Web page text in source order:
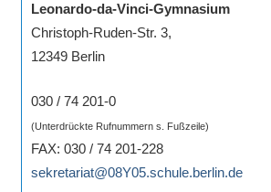
Leonardo-da-Vinci-Gymnasium
Christoph-Ruden-Str. 3,
12349 Berlin
030 / 74 201-0
(Unterdrückte Rufnummern s. Fußzeile)
FAX: 030 / 74 201-228
sekretariat@08Y05.schule.berlin.de